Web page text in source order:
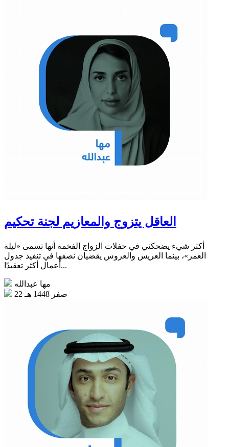
العاقل يتزوج والمعازيم لجنة تحكيم
أكثر شيء يضحكني في حفلات الزواج الفخمة أنها تسمى «ليلة
العمر»، بينما العريس والعروس يقضيان نصفها في تنفيذ جدول
أعمال أكثر تعقيدًا...
مها عبدالله
22 صفر 1448 هـ